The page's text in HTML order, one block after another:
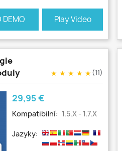
DEMO Play Video
★ ★ ★ ★ ★(11)
Cena
29,95 €
Kompatibilní: 1.5.x - 1.7.x
Jazyky: